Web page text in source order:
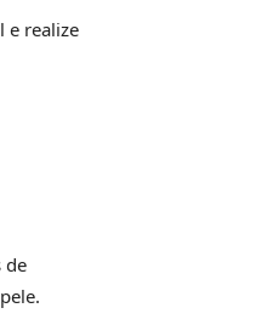
e realize
de